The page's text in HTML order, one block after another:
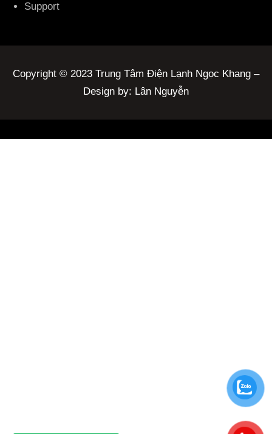
Support
Copyright © 2023 Trung Tâm Điện Lạnh Ngọc Khang –
Design by: Lân Nguyễn